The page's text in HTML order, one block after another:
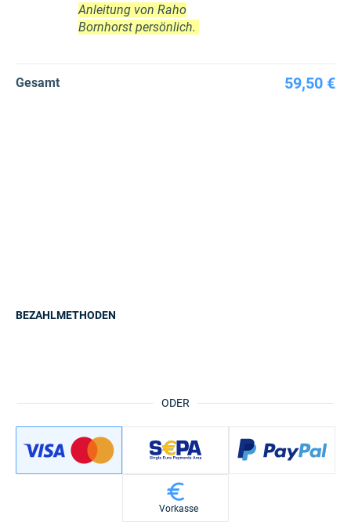
Anleitung von Raho
Bornhorst persönlich.
Gesamt 59,50 €
ODER
BEZAHLMETHODEN
Vorkasse